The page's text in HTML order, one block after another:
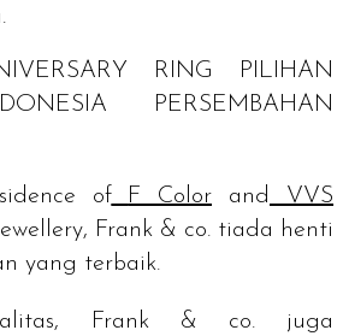
RING PILIHAN
PERSEMBAHAN
of F Color and
VVS
, Frank & co. tiada henti
yang terbaik.
Frank & co. juga